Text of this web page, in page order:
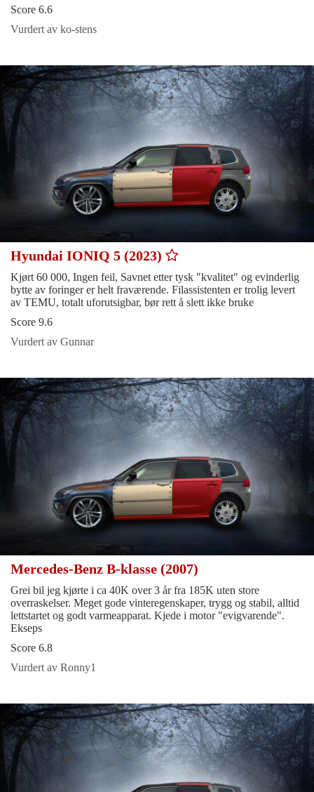
Score 6.6
Vurdert av ko-stens
Hyundai IONIQ 5 (2023)
Kjørt 60 000, Ingen feil, Savnet etter tysk "kvalitet" og evinderlig
bytte av foringer er helt fraværende. Filassistenten er trolig levert
av TEMU, totalt uforutsigbar, bør rett å slett ikke bruke
Score 9.6
Vurdert av Gunnar
Mercedes-Benz B-klasse (2007)
Grei bil jeg kjørte i ca 40K over 3 år fra 185K uten store
overraskelser. Meget gode vinteregenskaper, trygg og stabil, alltid
lettstartet og godt varmeapparat. Kjede i motor "evigvarende".
Ekseps
Score 6.8
Vurdert av Ronny1